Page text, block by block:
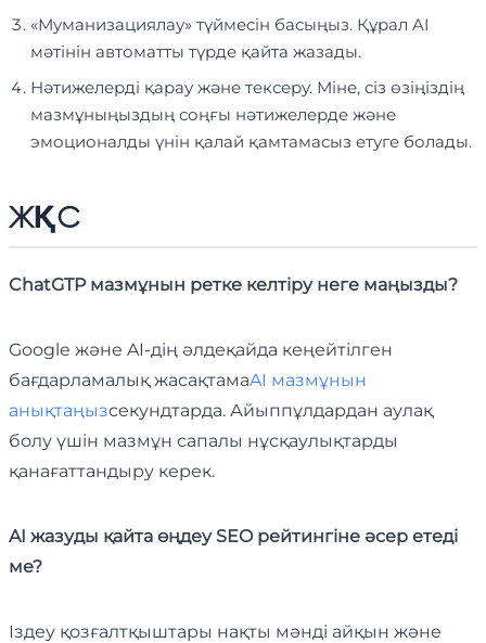
«Муманизациялау» түймесін басыңыз. Құрал AI
мәтінін автоматты түрде қайта жазады.
Нәтижелерді қарау және тексеру. Міне, сіз өзіңіздің
мазмұныңыздың соңғы нәтижелерде және
эмоционалды үнін қалай қамтамасыз етуге болады.
ЖҚС
ChatGTP мазмұнын ретке келтіру неге маңызды?
Google және AI-дің әлдеқайда кеңейтілген
бағдарламалық жасақтамаAI мазмұнын
анықтаңызсекундтарда. Айыппұлдардан аулақ
болу үшін мазмұн сапалы нұсқаулықтарды
қанағаттандыру керек.
AI жазуды қайта өңдеу SEO рейтингіне әсер етеді
ме?
Іздеу қозғалтқыштары нақты мәнді айқын және